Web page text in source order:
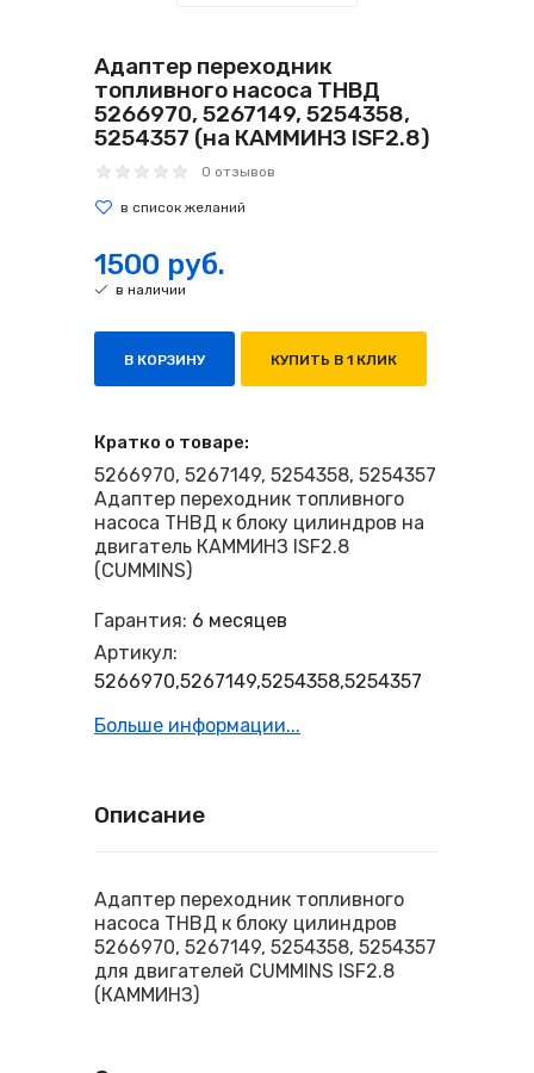
Адаптер переходник
топливного насоса ТНВД
5266970, 5267149, 5254358,
5254357 (на КАММИНЗ ISF2.8)
0 отзывов
1500 руб.
в наличии
В КОРЗИНУ КУПИТЬ В 1 КЛИК
Кратко о товаре:
5266970, 5267149, 5254358, 5254357
Адаптер переходник топливного
насоса ТНВД к блоку цилиндров на
двигатель КАММИНЗ ISF2.8
(CUMMINS)
Гарантия: 6 месяцев
Артикул:
5266970,5267149,5254358,5254357
Больше информации...
Описание
Адаптер переходник топливного
насоса ТНВД к блоку цилиндров
5266970, 5267149, 5254358, 5254357
для двигателей CUMMINS ISF2.8
(КАММИНЗ)